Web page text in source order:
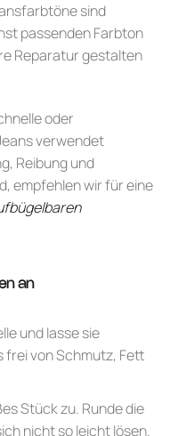
sind
passenden Farbton
Reparatur gestalten
oder
verwendet
Reibung und
empfehlen wir für eine
an
und lasse sie
von Schmutz, Fett
Stück zu. Runde die
nicht so leicht lösen.